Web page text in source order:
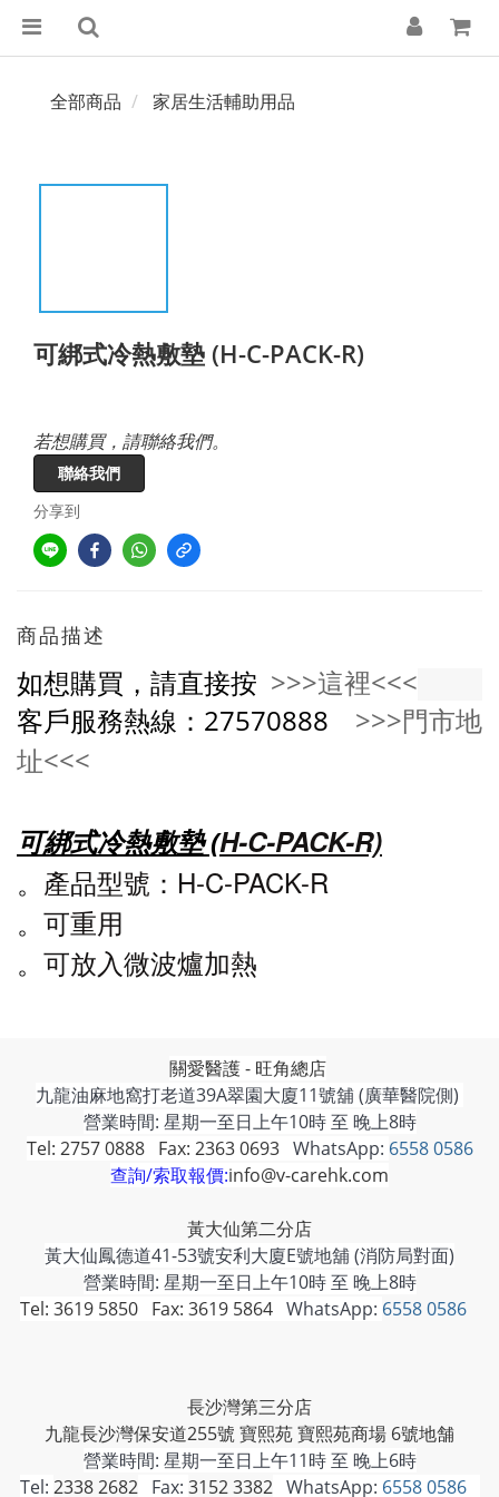
全部商品 家居生活輔助用品
可綁式冷熱敷墊 (H-C-PACK-R)
若想購買，請聯絡我們。
聯絡我們
分享到
商品描述
如想購買，請直接按 >>>這裡<<<
客戶服務熱線：27570888 >>>門市地
址<<<
可綁式冷熱敷墊 (H-C-PACK-R)
。 產品型號： H-C-PACK-R
。 可重用
。 可放入微波爐加熱
關愛醫護 - 旺角總店
九龍油麻地窩打老道39A翠園大廈11號舖 (廣華醫院側)
營業時間: 星期一至日上午10時 至 晚上8時
Tel: 2757 0888 Fax: 2363 0693WhatsApp: 6558 0586
查詢/索取報價:info@v-carehk.com
黃大仙第二分店
黃大仙鳳德道41-53號安利大廈E號地舖 (消防局對面)
營業時間: 星期一至日上午10時 至 晚上8時
Tel: 3619 5850 Fax: 3619 5864WhatsApp: 6558 0586
長沙灣第三分店
九龍長沙灣保安道255號 寶熙苑 寶熙苑商場 6號地舗
營業時間: 星期一至日上午11時 至 晚上6時
Tel: 2338 2682Fax: 3152 3382WhatsApp: 6558 0586